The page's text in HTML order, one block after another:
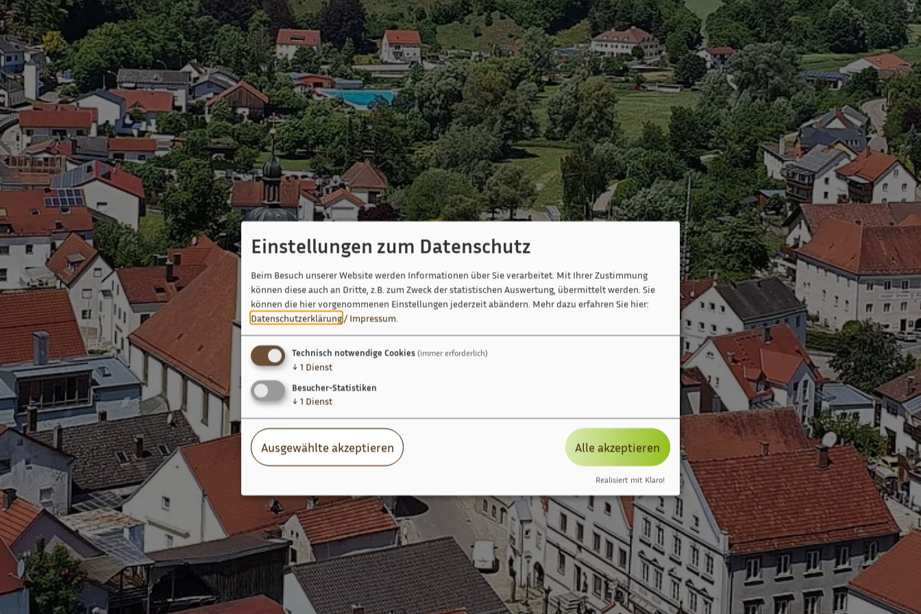
Einstellungen zum Datenschutz
Beim Besuch unserer Website werden Informationen über Sie verarbeitet. Mit Ihrer Zustimmung
können diese auch an Dritte, z.B. zum Zweck der statistischen Auswertung, übermittelt werden. Sie
können die hier vorgenommenen Einstellungen jederzeit abändern. Mehr dazu erfahren Sie hier:
Datenschutzerklärung/ Impressum.
Technisch notwendige Cookies (immer erforderlich)
↓ 1 Dienst
Besucher-Statistiken
↓ 1 Dienst
Ausgewählte akzeptieren Alle akzeptieren
Realisiert mit Klaro!